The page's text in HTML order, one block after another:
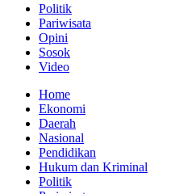
Politik
Pariwisata
Opini
Sosok
Video
Home
Ekonomi
Daerah
Nasional
Pendidikan
Hukum dan Kriminal
Politik